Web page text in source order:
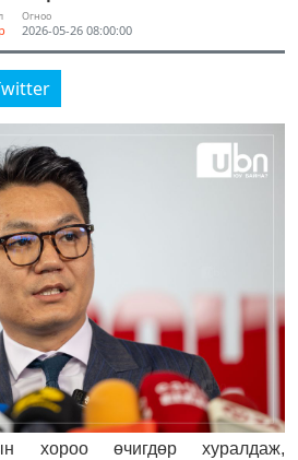
Огноо
2026-05-26 08:00:00
хороо өчигдөр хуралдаж,